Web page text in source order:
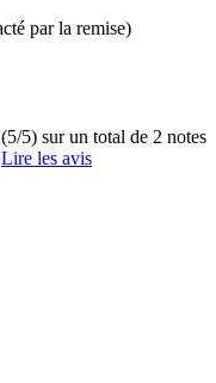
par la remise)
(5/5) sur un total de 2 notes
Lire les avis